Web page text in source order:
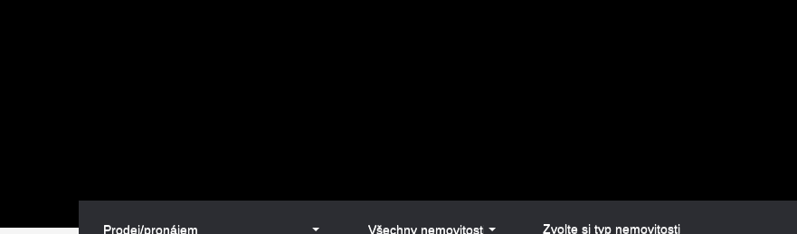
Prodej/pronájem Všechny nemovitosti Zvolte si typ nemovitosti